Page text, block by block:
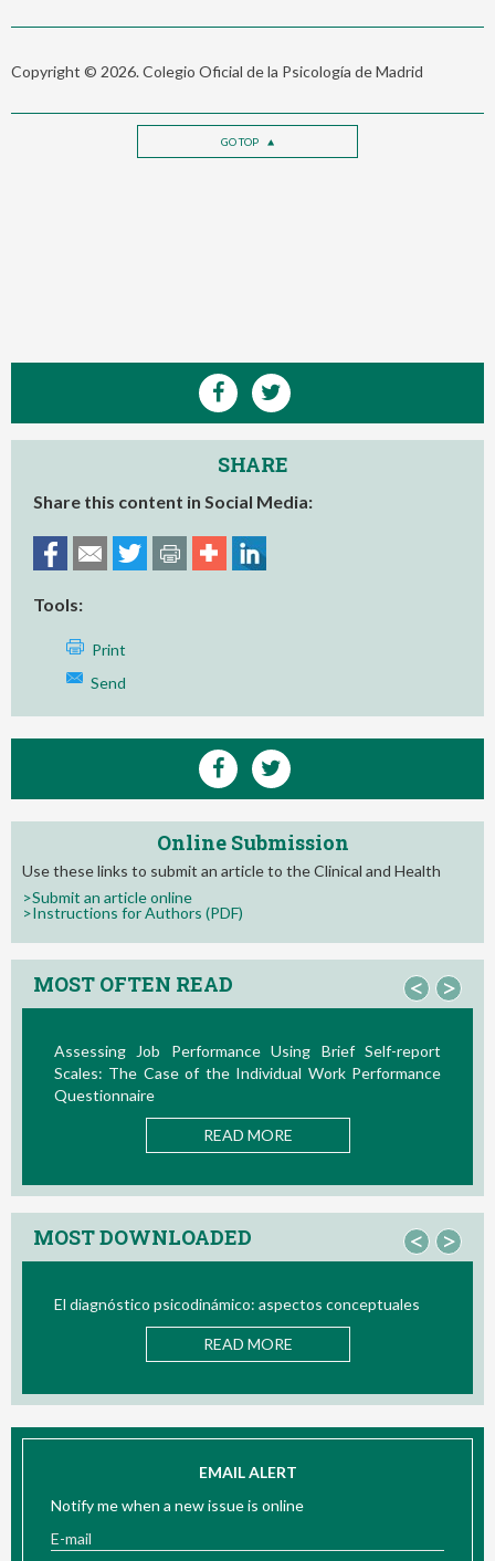
Copyright © 2026. Colegio Oficial de la Psicología de Madrid
GO TOP
SHARE
Share this content in Social Media:
Tools:
Print
Send
Online Submission
Use these links to submit an article to the Clinical and Health
>Submit an article online
>Instructions for Authors (PDF)
MOST OFTEN READ < >
Using Brief Self-report
Work Performance
La Teoría de las
Nuevos Desarrollos en la
MOST DOWNLOADED < >
aspectos conceptuales Bio/neurofeedback
EMAIL ALERT
Notify me when a new issue is online